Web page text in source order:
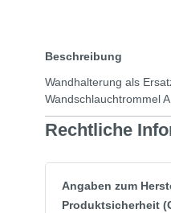
Beschreibung
Wandhalterung als
Wandschlauchtrommel
Rechtliche
Angaben zum
Produktsicherheit